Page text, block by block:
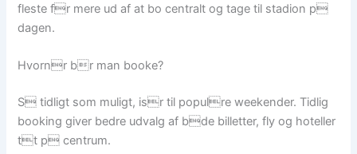
fleste fr mere ud af at bo centralt og tage til stadion p
dagen.
Hvornr br man booke?
S tidligt som muligt, isr til populre weekender. Tidlig
booking giver bedre udvalg af bde billetter, fly og hoteller
tt p centrum.